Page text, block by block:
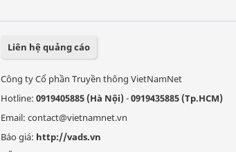
Liên hệ quảng cáo
Công ty Cổ phần Truyền thông VietNamNet
Hotline: 0919405885 (Hà Nội)-0919435885 (Tp.HCM)
Email: contact@vietnamnet.vn
Báo giá: http://vads.vn